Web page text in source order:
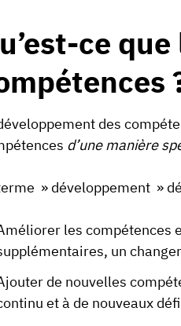
ce
des
d’une manière
» développement »
les compétences
un
de nouvelles
et à de nouveaux